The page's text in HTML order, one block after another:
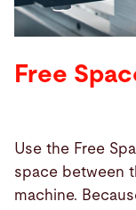
Hợp chúng quốc Hoa
Free
Use the Free
space between
machine.